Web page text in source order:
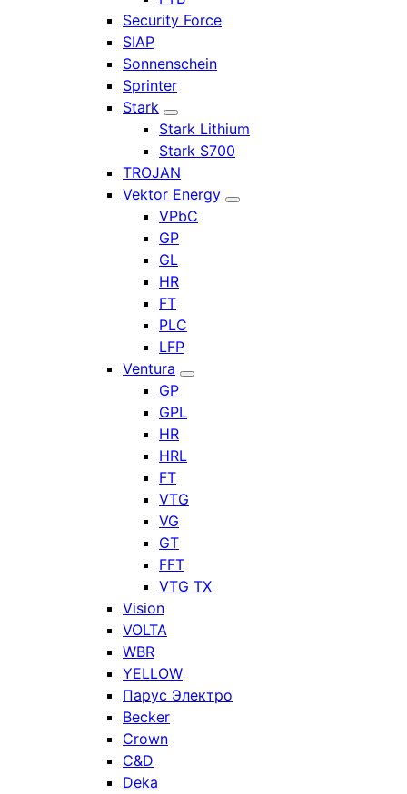
Security Force
SIAP
Sonnenschein
Sprinter
Stark
Stark Lithium
Stark S700
TROJAN
Vektor Energy
VPbC
GP
GL
HR
FT
PLC
LFP
Ventura
GP
GPL
HR
HRL
FT
VTG
VG
GT
FFT
VTG TX
Vision
VOLTA
WBR
YELLOW
Парус Электро
Becker
Crown
C&D
Deka